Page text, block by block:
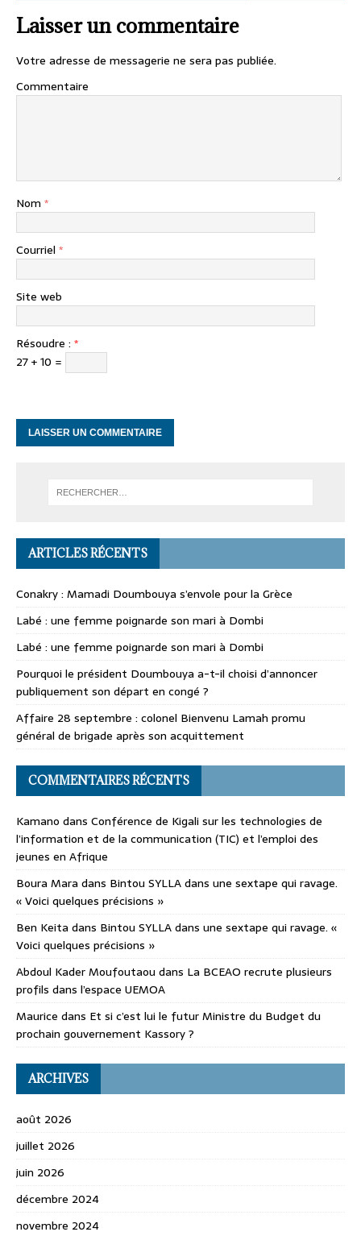
Laisser un commentaire
Votre adresse de messagerie ne sera pas publiée.
Commentaire
Nom *
Courriel *
Site web
Résoudre : *
27 + 10 =
ARTICLES RÉCENTS
Conakry : Mamadi Doumbouya s’envole pour la Grèce
Labé : une femme poignarde son mari à Dombi
Labé : une femme poignarde son mari à Dombi
Pourquoi le président Doumbouya a-t-il choisi d’annoncer
publiquement son départ en congé ?
Affaire 28 septembre : colonel Bienvenu Lamah promu
général de brigade après son acquittement
COMMENTAIRES RÉCENTS
Kamano dans Conférence de Kigali sur les technologies de
l’information et de la communication (TIC) et l’emploi des
jeunes en Afrique
Boura Mara dans Bintou SYLLA dans une sextape qui ravage.
« Voici quelques précisions »
Ben Keita dans Bintou SYLLA dans une sextape qui ravage. «
Voici quelques précisions »
Abdoul Kader Moufoutaou dans La BCEAO recrute plusieurs
profils dans l’espace UEMOA
Maurice dans Et si c’est lui le futur Ministre du Budget du
prochain gouvernement Kassory ?
ARCHIVES
août 2026
juillet 2026
juin 2026
décembre 2024
novembre 2024